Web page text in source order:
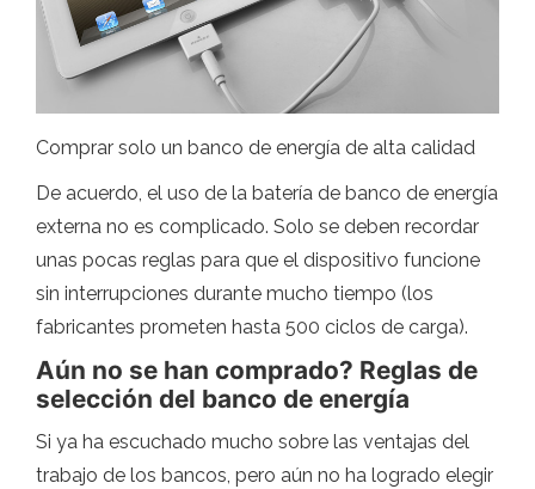
Comprar solo un banco de energía de alta calidad
De acuerdo, el uso de la batería de banco de energía
externa no es complicado. Solo se deben recordar
unas pocas reglas para que el dispositivo funcione
sin interrupciones durante mucho tiempo (los
fabricantes prometen hasta 500 ciclos de carga).
Aún no se han comprado? Reglas de
selección del banco de energía
Si ya ha escuchado mucho sobre las ventajas del
trabajo de los bancos, pero aún no ha logrado elegir